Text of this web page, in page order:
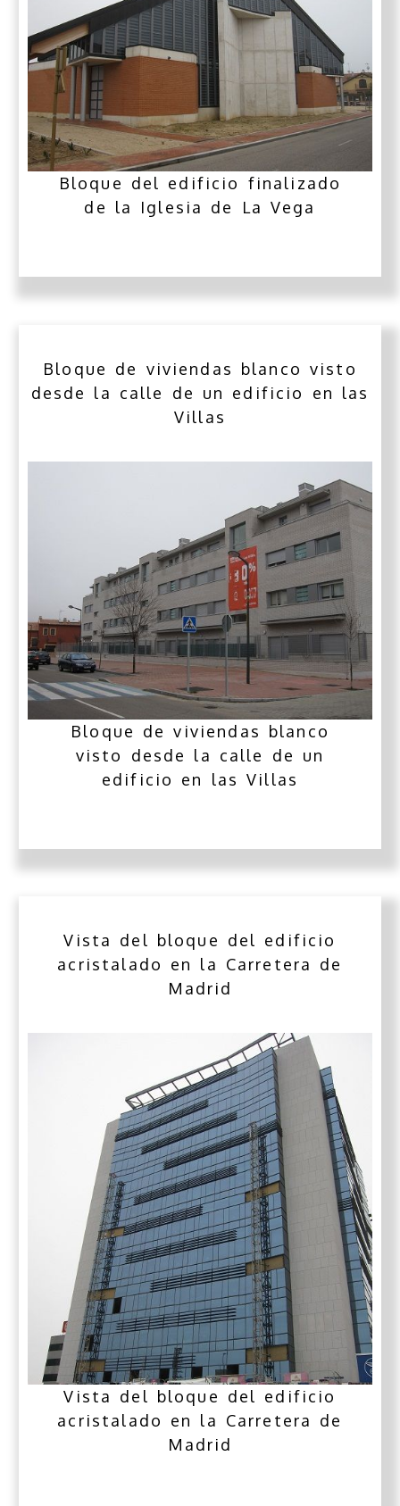
Bloque del edificio finalizado
de la Iglesia de La Vega
Bloque de viviendas blanco visto
desde la calle de un edificio en las
Villas
Bloque de viviendas blanco
visto desde la calle de un
edificio en las Villas
Vista del bloque del edificio
acristalado en la Carretera de
Madrid
Vista del bloque del edificio
acristalado en la Carretera de
Madrid